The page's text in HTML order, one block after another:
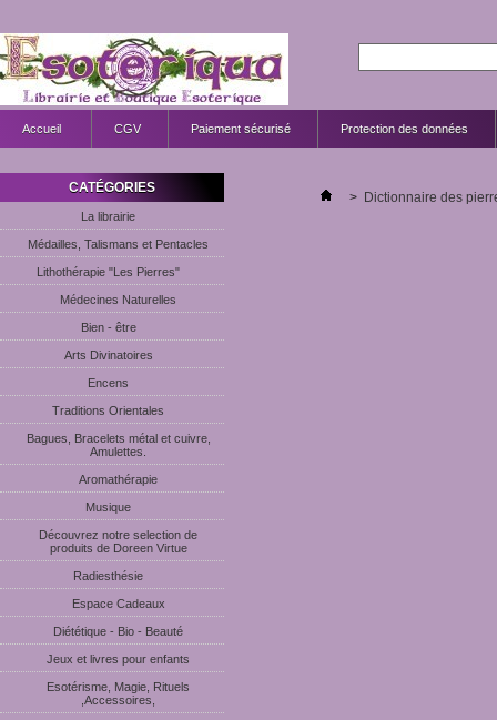
Accueil CGV Paiement sécurisé Protection des données
CATÉGORIES
La librairie
Médailles, Talismans et Pentacles
Lithothérapie "Les Pierres"
Médecines Naturelles
Bien - être
Arts Divinatoires
Encens
Traditions Orientales
Bagues, Bracelets métal et cuivre,
Amulettes.
Aromathérapie
Musique
Découvrez notre selection de
produits de Doreen Virtue
Radiesthésie
Espace Cadeaux
Diététique - Bio - Beauté
Jeux et livres pour enfants
Esotérisme, Magie, Rituels
,Accessoires,
> Dictionnaire des